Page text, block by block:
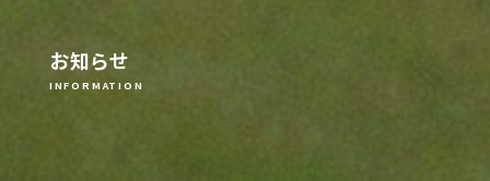
お知らせ
INFORMATION